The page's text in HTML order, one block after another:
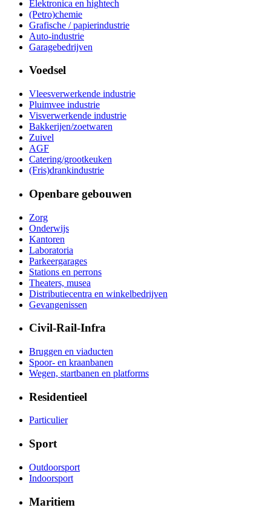
Elektronica en hightech
(Petro)chemie
Grafische / papierindustrie
Auto-industrie
Garagebedrijven
Voedsel
Vleesverwerkende industrie
Pluimvee industrie
Visverwerkende industrie
Bakkerijen/zoetwaren
Zuivel
AGF
Catering/grootkeuken
(Fris)drankindustrie
Openbare gebouwen
Zorg
Onderwijs
Kantoren
Laboratoria
Parkeergarages
Stations en perrons
Theaters, musea
Distributiecentra en winkelbedrijven
Gevangenissen
Civil-Rail-Infra
Bruggen en viaducten
Spoor- en kraanbanen
Wegen, startbanen en platforms
Residentieel
Particulier
Sport
Outdoorsport
Indoorsport
Maritiem